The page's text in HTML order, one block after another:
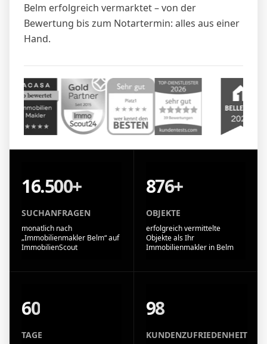
Belm erfolgreich vermarktet – von der
Bewertung bis zum Notartermin: alles aus einer
Hand.
16.500+
SUCHANFRAGEN
monatlich nach
„Immobilienmakler Belm“ auf
ImmobilienScout
876+
OBJEKTE
erfolgreich vermittelte
Objekte als Ihr
Immobilienmakler in Belm
60
TAGE
98
KUNDENZUFRIEDENHEIT